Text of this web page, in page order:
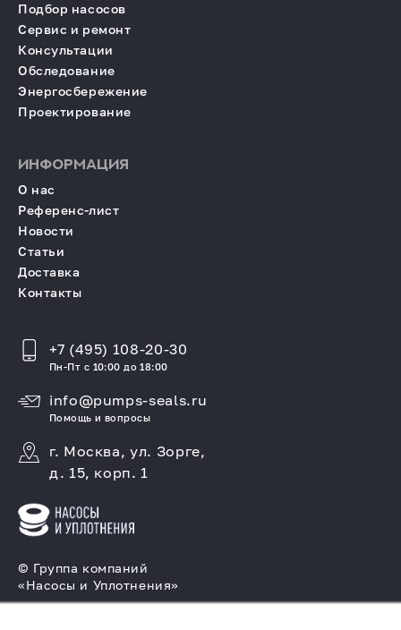
© Группа компаний
«Насосы и Уплотнения»
Подбор насосов
Сервис и ремонт
Консультации
Обследование
Энергосбережение
Проектирование
ИНФОРМАЦИЯ
О нас
Референс-лист
Новости
Статьи
Доставка
Контакты
+7 (495) 108-20-30
Пн-Пт с 10:00 до 18:00
info@pumps-seals.ru
Помощь и вопросы
г. Москва, ул. Зорге,
д. 15, корп. 1